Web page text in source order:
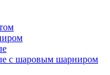
с шаровым шарниром